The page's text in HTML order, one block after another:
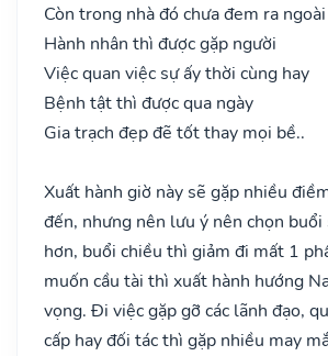
Còn trong nhà đó chưa đem ra ngoài
Hành nhân thì được gặp người
Việc quan việc sự ấy thời cùng hay
Bệnh tật thì được qua ngày
Gia trạch đẹp đẽ tốt thay mọi bề..
Xuất hành giờ này sẽ gặp nhiều
đến, nhưng nên lưu ý nên chọn
hơn, buổi chiều thì giảm đi mất 1
muốn cầu tài thì xuất hành hướng
vọng. Đi việc gặp gỡ các lãnh đạo,
cấp hay đối tác thì gặp nhiều may